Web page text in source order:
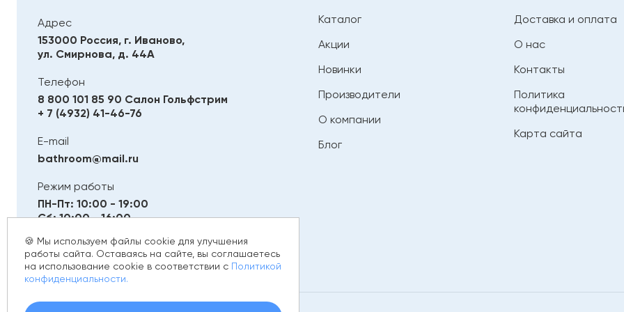
Адрес
153000 Россия, г. Иваново,
ул. Смирнова, д. 44А
Телефон
8 800 101 85 90 Салон Гольфстрим
+ 7 (4932) 41-46-76
E-mail
bathroom@mail.ru
Режим работы
ПН-Пт: 10:00 - 19:00
Сб: 10:00 - 16:00
Каталог
Акции
Новинки
Производители
О компании
Блог
Доставка и оплата
О нас
Контакты
Политика
Карта сайта
🍪 Мы используем файлы cookie для улучшения
работы сайта. Оставаясь на сайте, вы соглашаетесь
на использование cookie в соответствии с Политикой
конфиденциальности.